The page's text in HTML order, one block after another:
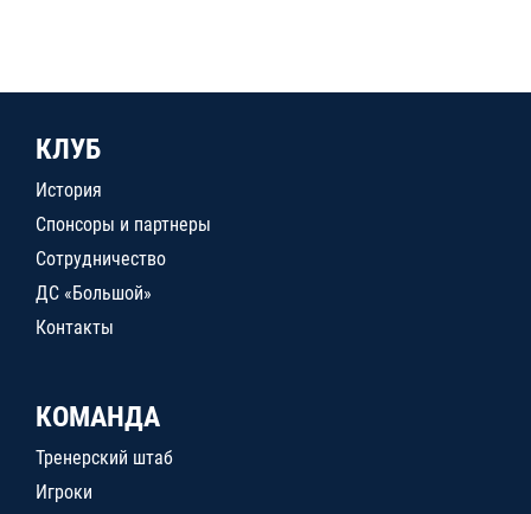
КЛУБ
История
Спонсоры и партнеры
Сотрудничество
ДС «Большой»
Контакты
КОМАНДА
Тренерский штаб
Игроки